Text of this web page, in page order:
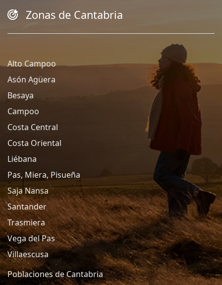
Zonas de Cantabria
Alto Campoo
Asón Agüera
Besaya
Campoo
Costa Central
Costa Oriental
Liébana
Pas, Miera, Pisueña
Saja Nansa
Santander
Trasmiera
Vega del Pas
Villaescusa
Poblaciones de Cantabria